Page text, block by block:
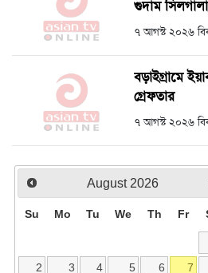
গুদাম সিলগালা
৭ আগস্ট ২০২৬
বড়াইগ্রামে
গ্রেফতার
৭ আগস্ট ২০২৬
August 2026
Su Mo Tu We Th Fr
2
3 4 5 6 7